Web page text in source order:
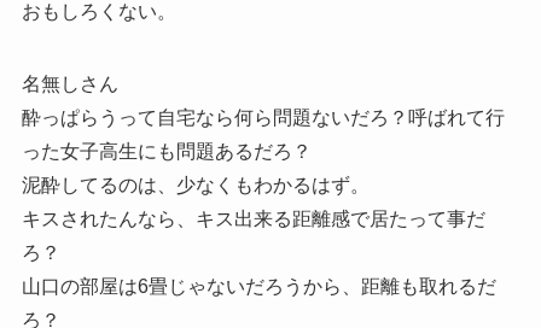
おもしろくない。
名無しさん
酔っぱらうって自宅なら何ら問題ないだろ？呼ばれて行
った女子高生にも問題あるだろ？
泥酔してるのは、少なくもわかるはず。
キスされたんなら、キス出来る距離感で居たって事だ
ろ？
山口の部屋は6畳じゃないだろうから、距離も取れるだ
ろ？